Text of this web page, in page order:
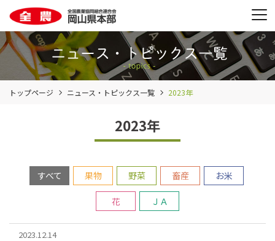
トップページ ニュース・トピックス一覧 2023年
2023年
すべて 果物 野菜 畜産 お米
花 ＪＡ
2023.12.14